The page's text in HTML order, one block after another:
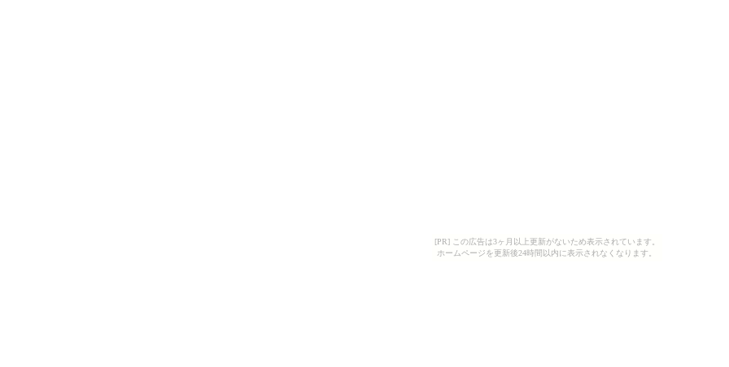
[PR] この広告は3ヶ月以上更新がないため表示されています。
ホームページを更新後24時間以内に表示されなくなります。